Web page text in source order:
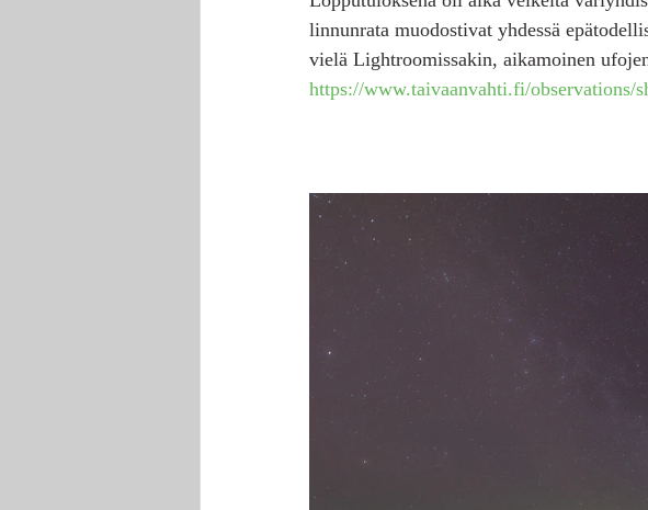
linnunrata muodostivat yhdessä
vielä Lightroomissakin, aikamoinen
https://www.taivaanvahti.fi/observations/